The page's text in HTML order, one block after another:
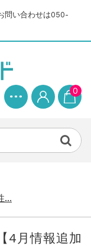
問い合わせは050-
0
...
4月情報追加